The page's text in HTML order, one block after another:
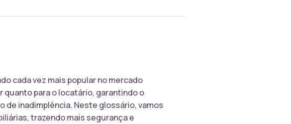
cada vez mais popular no mercado
quanto para o locatário, garantindo o
de inadimplência. Neste glossário, vamos
trazendo mais segurança e